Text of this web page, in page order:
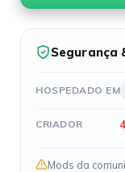
Segurança
HOSPEDADO EM
CRIADOR
Mods da